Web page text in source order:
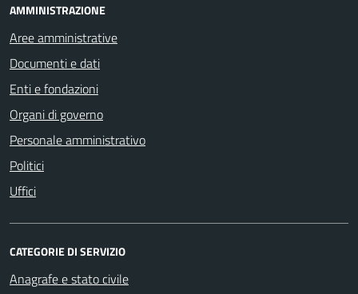
AMMINISTRAZIONE
Aree amministrative
Documenti e dati
Enti e fondazioni
Organi di governo
Personale amministrativo
Politici
Uffici
CATEGORIE DI SERVIZIO
Anagrafe e stato civile